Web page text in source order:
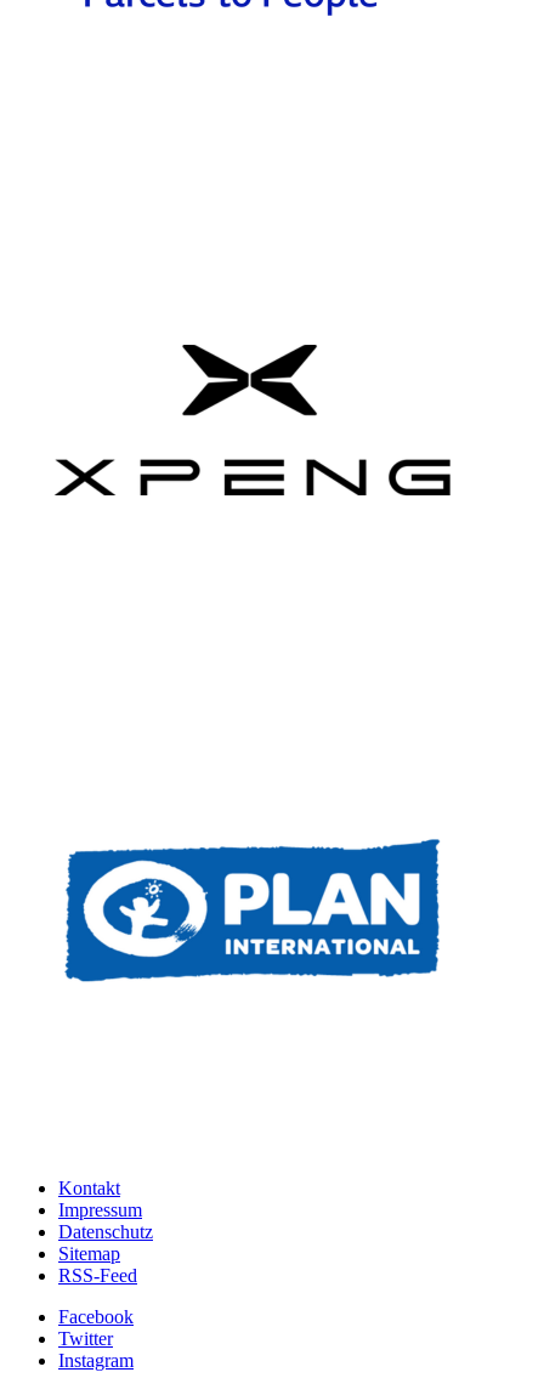
Kontakt
Impressum
Datenschutz
Sitemap
RSS-Feed
Facebook
Twitter
Instagram